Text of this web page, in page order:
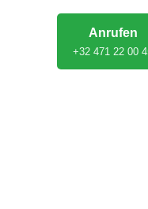
Anrufen
+32 471 22 00